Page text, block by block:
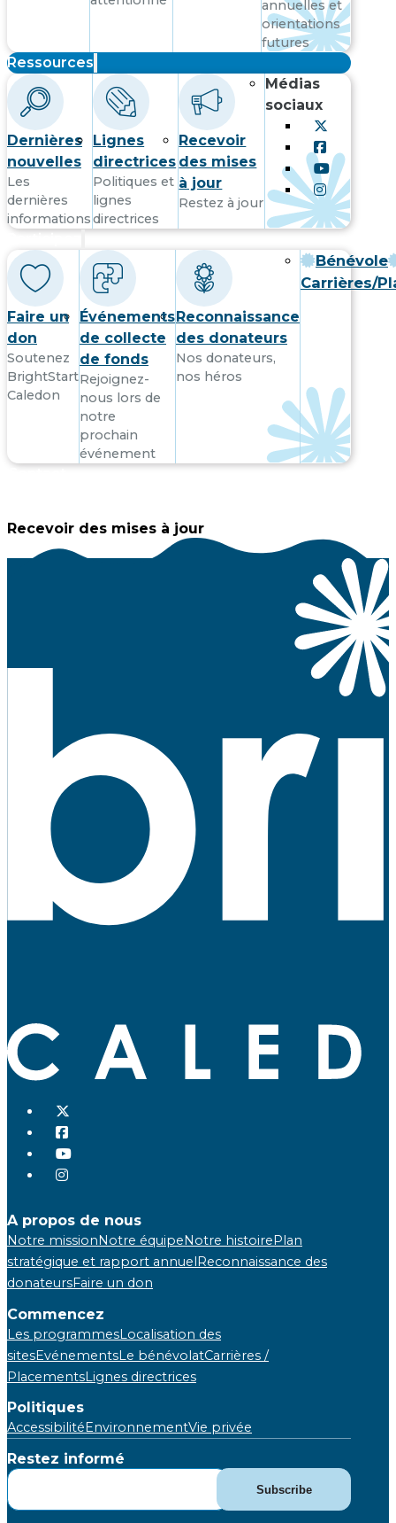
annuelles et
orientations
futures
Ressources
Dernières
nouvelles
Les
dernières
informations
Lignes
directrices
Politiques et
lignes
directrices
Recevoir
des mises
à jour
Restez à jour
Médias
sociaux
Faire un
don
Soutenez
BrightStart
Caledon
Événements
de collecte
de fonds
Rejoignez-
nous lors de
notre
prochain
événement
Reconnaissance
des donateurs
Nos donateurs,
nos héros
Bénévole
Carrières/
Recevoir des mises à jour
A propos de nous
Notre missionNotre équipeNotre histoirePlan
stratégique et rapport annuelReconnaissance des
donateursFaire un don
Commencez
Les programmesLocalisation des
sitesEvénementsLe bénévolatCarrières /
PlacementsLignes directrices
Politiques
AccessibilitéEnvironnementVie privée
Restez informé
Subscribe
for
Subscribe